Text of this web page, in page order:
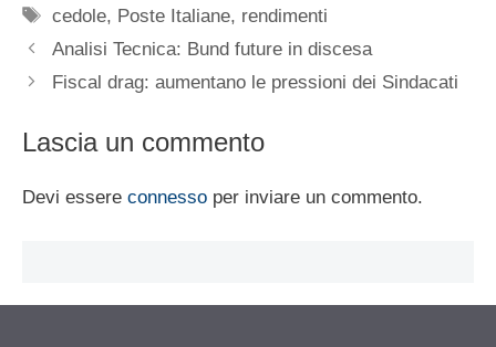
Tag
cedole, Poste Italiane, rendimenti
Analisi Tecnica: Bund future in discesa
Fiscal drag: aumentano le pressioni dei Sindacati
Lascia un commento
Devi essere connesso per inviare un commento.